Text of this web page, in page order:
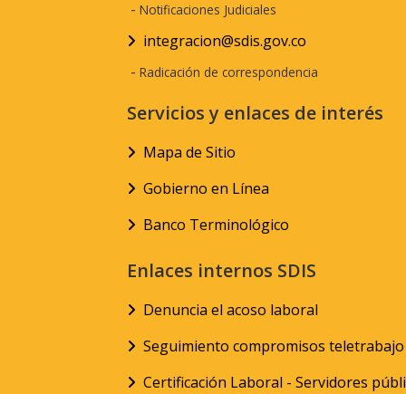
- Notificaciones Judiciales
integracion@sdis.gov.co
- Radicación de correspondencia
Servicios y enlaces de interés
Mapa de Sitio
Gobierno en Línea
Banco Terminológico
Enlaces internos SDIS
Denuncia el acoso laboral
Seguimiento compromisos teletrabajo
Certificación Laboral - Servidores